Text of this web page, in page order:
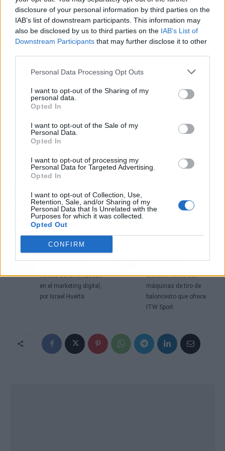
disclosure of your personal information by third parties on the
IAB’s list of downstream participants. This information may
also be disclosed by us to third parties on the IAB’s List of
Downstream Participants that may further disclose it to other
Personal Data Processing Opt Outs
I want to opt-out of the Sharing of my
personal data.
Opted In
I want to opt-out of the Sale of my
Personal Data.
Opted In
I want to opt-out of processing my
Personal Data for Targeted Advertising.
Opted In
I want to opt-out of Collection, Use,
Retention, Sale, and/or Sharing of my
Personal Data that Is Unrelated with the
Purposes for which it was collected.
Opted Out
CONFIRM
Publicidad
Por último, los beneficios del consumo de leche
digestivos, sino que también pueden ayudar a
mejorar la salud en general, al aumentar la
resistencia y la inmunidad del cuerpo.
Artículo anterior
ventas automatizadas
en el marketing digital,
por Israel Huerta
entrenamiento con
máquinas de tiro de
baloncesto que ofrece
ITW Sport